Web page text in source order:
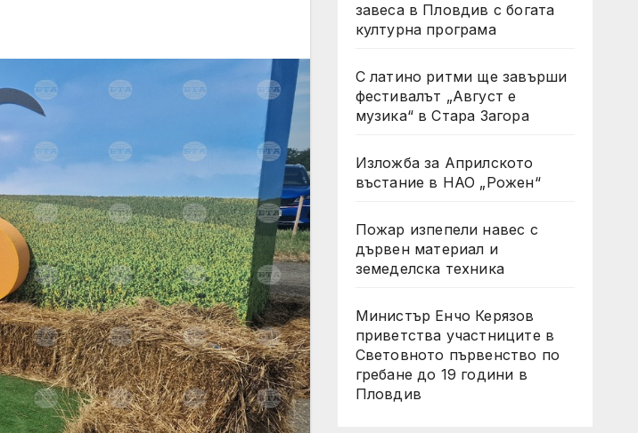
завеса в Пловдив с богата
културна програма
С латино ритми ще завърши
фестивалът „Август е
музика“ в Стара Загора
Изложба за Априлското
въстание в НАО „Рожен“
Пожар изпепели навес с
дървен материал и
земеделска техника
Министър Енчо Керязов
приветства участниците в
Световното първенство по
гребане до 19 години в
Пловдив